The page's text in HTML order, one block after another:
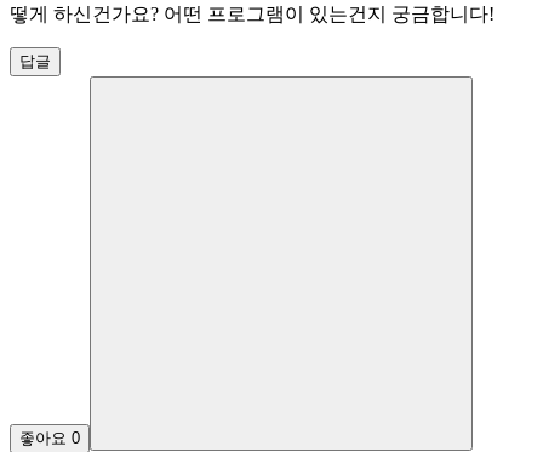
떻게 하신건가요? 어떤 프로그램이 있는건지 궁금합니다!
답글
좋아요 0